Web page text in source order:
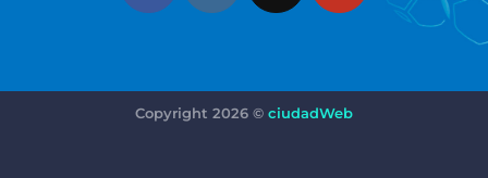
Copyright 2026 © ciudadWeb